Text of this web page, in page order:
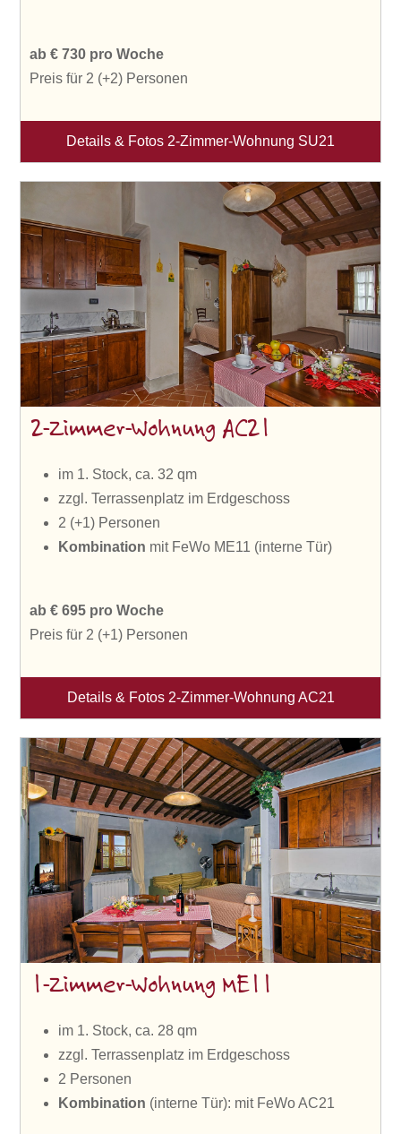
ab € 730 pro Woche
Preis für 2 (+2) Personen
Details & Fotos 2-Zimmer-Wohnung SU21
2-Zimmer-Wohnung AC21
im 1. Stock, ca. 32 qm
zzgl. Terrassenplatz im Erdgeschoss
2 (+1) Personen
Kombination mit FeWo ME11 (interne Tür)
ab € 695 pro Woche
Preis für 2 (+1) Personen
Details & Fotos 2-Zimmer-Wohnung AC21
1-Zimmer-Wohnung ME11
im 1. Stock, ca. 28 qm
zzgl. Terrassenplatz im Erdgeschoss
2 Personen
Kombination (interne Tür): mit FeWo AC21